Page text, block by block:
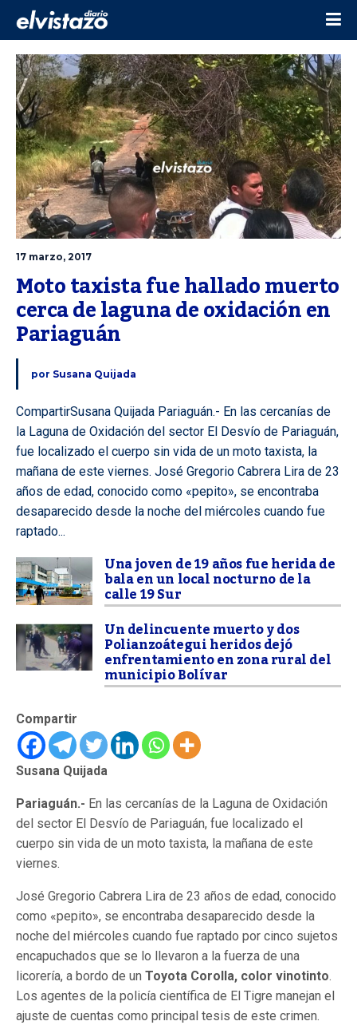
17 marzo, 2017
Moto taxista fue hallado muerto
cerca de laguna de oxidación en
Pariaguán
por Susana Quijada
CompartirSusana Quijada Pariaguán.- En las cercanías de
la Laguna de Oxidación del sector El Desvío de Pariaguán,
fue localizado el cuerpo sin vida de un moto taxista, la
mañana de este viernes. José Gregorio Cabrera Lira de 23
años de edad, conocido como «pepito», se encontraba
desaparecido desde la noche del miércoles cuando fue
raptado...
Una joven de 19 años fue herida de
bala en un local nocturno de la
calle 19 Sur
Un delincuente muerto y dos
Polianzoátegui heridos dejó
enfrentamiento en zona rural del
municipio Bolívar
Compartir
Susana Quijada
Pariaguán.- En las cercanías de la Laguna de Oxidación
del sector El Desvío de Pariaguán, fue localizado el
cuerpo sin vida de un moto taxista, la mañana de este
viernes.
José Gregorio Cabrera Lira de 23 años de edad, conocido
como «pepito», se encontraba desaparecido desde la
noche del miércoles cuando fue raptado por cinco sujetos
encapuchados que se lo llevaron a la fuerza de una
licorería, a bordo de un Toyota Corolla, color vinotinto.
Los agentes de la policía científica de El Tigre manejan el
ajuste de cuentas como principal tesis de este crimen.